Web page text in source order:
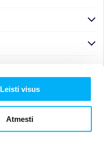
Leisti visus
Atmesti